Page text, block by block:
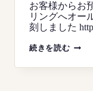
お客様からお
リングへオー
刻しました
続きを読む【